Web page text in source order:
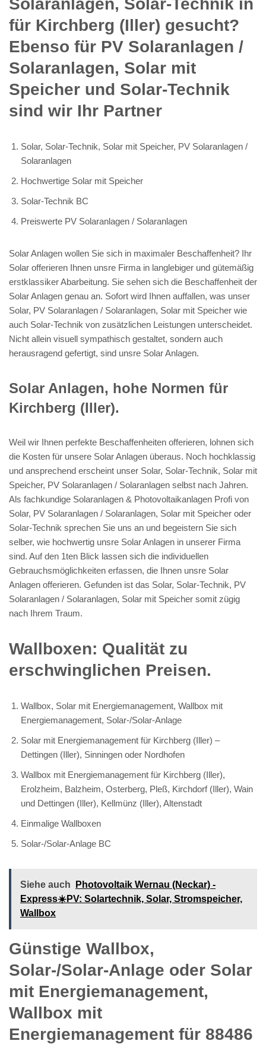
Solaranlagen, Solar-Technik in
für Kirchberg (Iller) gesucht?
Ebenso für PV Solaranlagen /
Solaranlagen, Solar mit
Speicher und Solar-Technik
sind wir Ihr Partner
Solar, Solar-Technik, Solar mit Speicher, PV Solaranlagen /
Solaranlagen
Hochwertige Solar mit Speicher
Solar-Technik BC
Preiswerte PV Solaranlagen / Solaranlagen
Solar Anlagen wollen Sie sich in maximaler Beschaffenheit? Ihr
Solar offerieren Ihnen unsre Firma in langlebiger und gütemäßig
erstklassiker Abarbeitung. Sie sehen sich die Beschaffenheit der
Solar Anlagen genau an. Sofort wird Ihnen auffallen, was unser
Solar, PV Solaranlagen / Solaranlagen, Solar mit Speicher wie
auch Solar-Technik von zusätzlichen Leistungen unterscheidet.
Nicht allein visuell sympathisch gestaltet, sondern auch
herausragend gefertigt, sind unsre Solar Anlagen.
Solar Anlagen, hohe Normen für
Kirchberg (Iller).
Weil wir Ihnen perfekte Beschaffenheiten offerieren, lohnen sich
die Kosten für unsere Solar Anlagen überaus. Noch hochklassig
und ansprechend erscheint unser Solar, Solar-Technik, Solar mit
Speicher, PV Solaranlagen / Solaranlagen selbst nach Jahren.
Als fachkundige Solaranlagen & Photovoltaikanlagen Profi von
Solar, PV Solaranlagen / Solaranlagen, Solar mit Speicher oder
Solar-Technik sprechen Sie uns an und begeistern Sie sich
selber, wie hochwertig unsre Solar Anlagen in unserer Firma
sind. Auf den 1ten Blick lassen sich die individuellen
Gebrauchsmöglichkeiten erfassen, die Ihnen unsre Solar
Anlagen offerieren. Gefunden ist das Solar, Solar-Technik, PV
Solaranlagen / Solaranlagen, Solar mit Speicher somit zügig
nach Ihrem Traum.
Wallboxen: Qualität zu
erschwinglichen Preisen.
Wallbox, Solar mit Energiemanagement, Wallbox mit
Energiemanagement, Solar-/Solar-Anlage
Solar mit Energiemanagement für Kirchberg (Iller) –
Dettingen (Iller), Sinningen oder Nordhofen
Wallbox mit Energiemanagement für Kirchberg (Iller),
Erolzheim, Balzheim, Osterberg, Pleß, Kirchdorf (Iller), Wain
und Dettingen (Iller), Kellmünz (Iller), Altenstadt
Einmalige Wallboxen
Solar-/Solar-Anlage BC
Siehe auch
Photovoltaik Wernau (Neckar) -
Express☀️PV️: Solartechnik, Solar, Stromspeicher,
Wallbox
Günstige Wallbox,
Solar-/Solar-Anlage oder Solar
mit Energiemanagement,
Wallbox mit
Energiemanagement für 88486